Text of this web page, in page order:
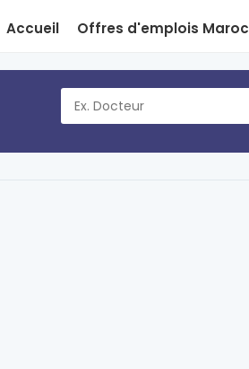
Accueil Offres d'emplois Maroc